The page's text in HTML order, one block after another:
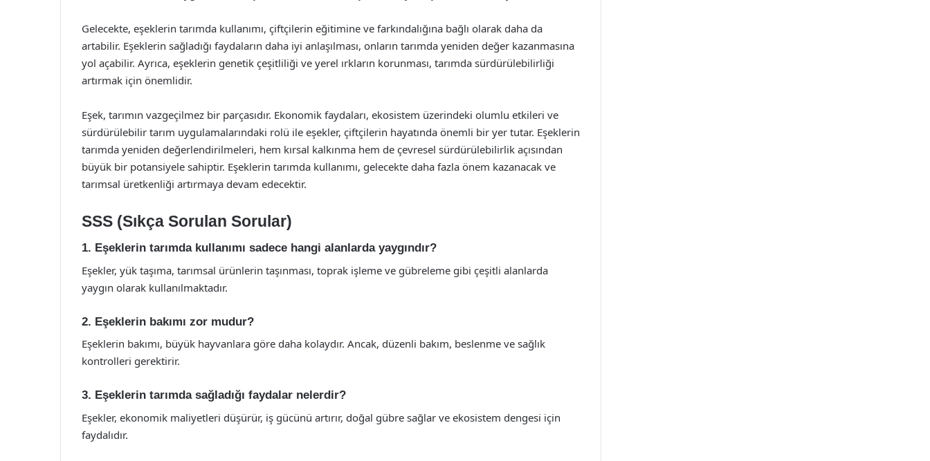
Gelecekte, eşeklerin tarımda kullanımı, çiftçilerin eğitimine ve farkındalığına bağlı olarak daha da
artabilir. Eşeklerin sağladığı faydaların daha iyi anlaşılması, onların tarımda yeniden değer kazanmasına
yol açabilir. Ayrıca, eşeklerin genetik çeşitliliği ve yerel ırkların korunması, tarımda sürdürülebilirliği
artırmak için önemlidir.
Eşek, tarımın vazgeçilmez bir parçasıdır. Ekonomik faydaları, ekosistem üzerindeki olumlu etkileri ve
sürdürülebilir tarım uygulamalarındaki rolü ile eşekler, çiftçilerin hayatında önemli bir yer tutar. Eşeklerin
tarımda yeniden değerlendirilmeleri, hem kırsal kalkınma hem de çevresel sürdürülebilirlik açısından
büyük bir potansiyele sahiptir. Eşeklerin tarımda kullanımı, gelecekte daha fazla önem kazanacak ve
tarımsal üretkenliği artırmaya devam edecektir.
SSS (Sıkça Sorulan Sorular)
1. Eşeklerin tarımda kullanımı sadece hangi alanlarda yaygındır?
Eşekler, yük taşıma, tarımsal ürünlerin taşınması, toprak işleme ve gübreleme gibi çeşitli alanlarda
yaygın olarak kullanılmaktadır.
2. Eşeklerin bakımı zor mudur?
Eşeklerin bakımı, büyük hayvanlara göre daha kolaydır. Ancak, düzenli bakım, beslenme ve sağlık
kontrolleri gerektirir.
3. Eşeklerin tarımda sağladığı faydalar nelerdir?
Eşekler, ekonomik maliyetleri düşürür, iş gücünü artırır, doğal gübre sağlar ve ekosistem dengesi için
faydalıdır.